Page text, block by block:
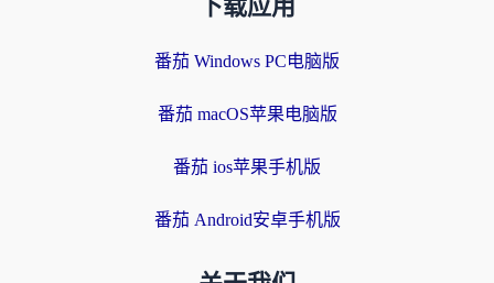
下载应用
番茄 Windows PC电脑版
番茄 macOS苹果电脑版
番茄 ios苹果手机版
番茄 Android安卓手机版